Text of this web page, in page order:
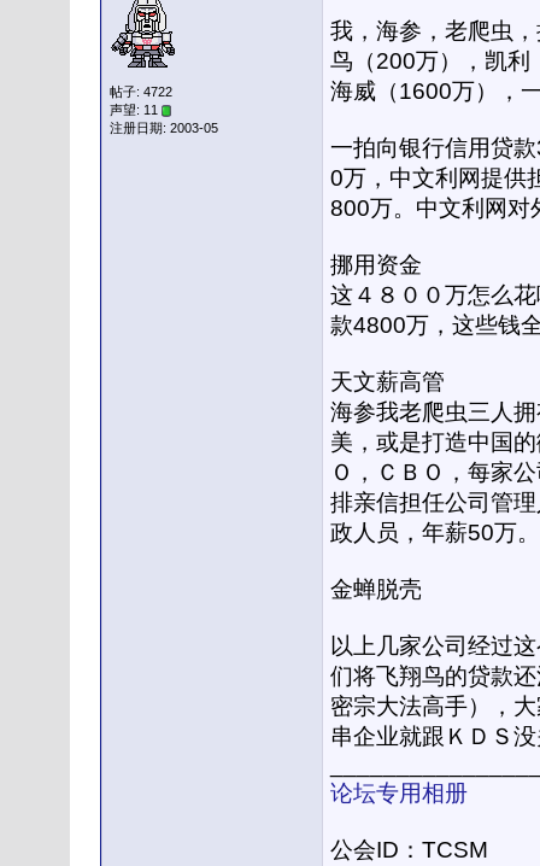
帖子: 4722
声望: 11
注册日期: 2003-05
我，海参，老爬虫
鸟（200万），凯利
海威（1600万），
一拍向银行信用贷
0万，中文利网提供
800万。中文利网对
挪用资金
这４８００万怎么
款4800万，这些钱
天文薪高管
海参我老爬虫三人
美，或是打造中国
Ｏ，ＣＢＯ，每家
排亲信担任公司管
政人员，年薪50万。
金蝉脱壳
以上几家公司经过
们将飞翔鸟的贷款
密宗大法高手），
串企业就跟ＫＤＳ
论坛专用相册
公会ID：TCSM